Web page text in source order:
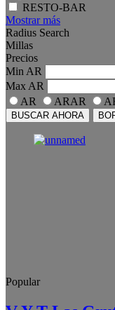
RESTO-BAR
Mostrar más
Radius Search
Millas
Precios
Min AR
Max AR
AR
ARAR
BUSCAR AHORA
Popular